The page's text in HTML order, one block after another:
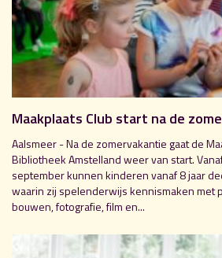
Maakplaats Club start na de
Aalsmeer - Na de zomervakantie gaat de
Bibliotheek Amstelland weer van start.
september kunnen kinderen vanaf 8 jaar
waarin zij spelenderwijs kennismaken met
bouwen, fotografie, film en...